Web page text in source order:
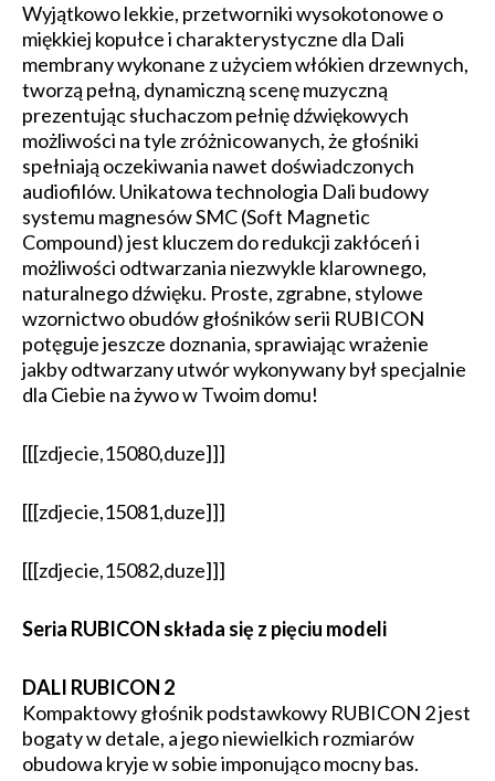
Wyjątkowo lekkie, przetworniki wysokotonowe o
miękkiej kopułce i charakterystyczne dla Dali
membrany wykonane z użyciem włókien drzewnych,
tworzą pełną, dynamiczną scenę muzyczną
prezentując słuchaczom pełnię dźwiękowych
możliwości na tyle zróżnicowanych, że głośniki
spełniają oczekiwania nawet doświadczonych
audiofilów. Unikatowa technologia Dali budowy
systemu magnesów SMC (Soft Magnetic
Compound) jest kluczem do redukcji zakłóceń i
możliwości odtwarzania niezwykle klarownego,
naturalnego dźwięku. Proste, zgrabne, stylowe
wzornictwo obudów głośników serii RUBICON
potęguje jeszcze doznania, sprawiając wrażenie
jakby odtwarzany utwór wykonywany był specjalnie
dla Ciebie na żywo w Twoim domu!
[[[zdjecie,15080,duze]]]
[[[zdjecie,15081,duze]]]
[[[zdjecie,15082,duze]]]
Seria RUBICON składa się z pięciu modeli
DALI RUBICON 2
Kompaktowy głośnik podstawkowy RUBICON 2 jest
bogaty w detale, a jego niewielkich rozmiarów
obudowa kryje w sobie imponująco mocny bas.